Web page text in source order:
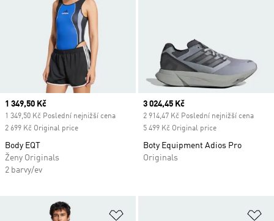
Current price
1 349,50 Kč
1 349,50 Kč Poslední nejnižší cena
2 699 Kč Original price
Body EQT
Ženy Originals
2 barvy/ev
Current price
3 024,45 Kč
2 914,47 Kč Poslední nejnižší cena
5 499 Kč Original price
Boty Equipment Adios Pro
Originals